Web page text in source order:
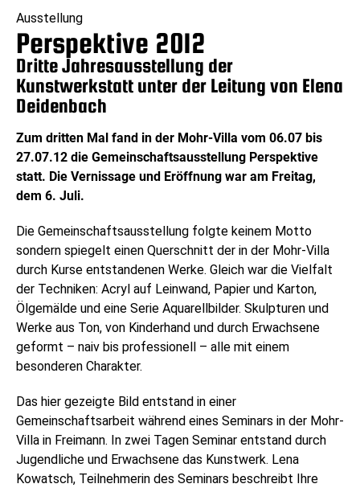
Ausstellung
Perspektive 2012
Dritte Jahresausstellung der
Kunstwerkstatt unter der Leitung von Elena
Deidenbach
Zum dritten Mal fand in der Mohr-Villa vom 06.07 bis
27.07.12 die Gemeinschaftsausstellung Perspektive
statt. Die Vernissage und Eröffnung war am Freitag,
dem 6. Juli.
Die Gemeinschaftsausstellung folgte keinem Motto
sondern spiegelt einen Querschnitt der in der Mohr-Villa
durch Kurse entstandenen Werke. Gleich war die Vielfalt
der Techniken: Acryl auf Leinwand, Papier und Karton,
Ölgemälde und eine Serie Aquarellbilder. Skulpturen und
Werke aus Ton, von Kinderhand und durch Erwachsene
geformt – naiv bis professionell – alle mit einem
besonderen Charakter.
Das hier gezeigte Bild entstand in einer
Gemeinschaftsarbeit während eines Seminars in der Mohr-
Villa in Freimann. In zwei Tagen Seminar entstand durch
Jugendliche und Erwachsene das Kunstwerk. Lena
Kowatsch, Teilnehmerin des Seminars beschreibt Ihre